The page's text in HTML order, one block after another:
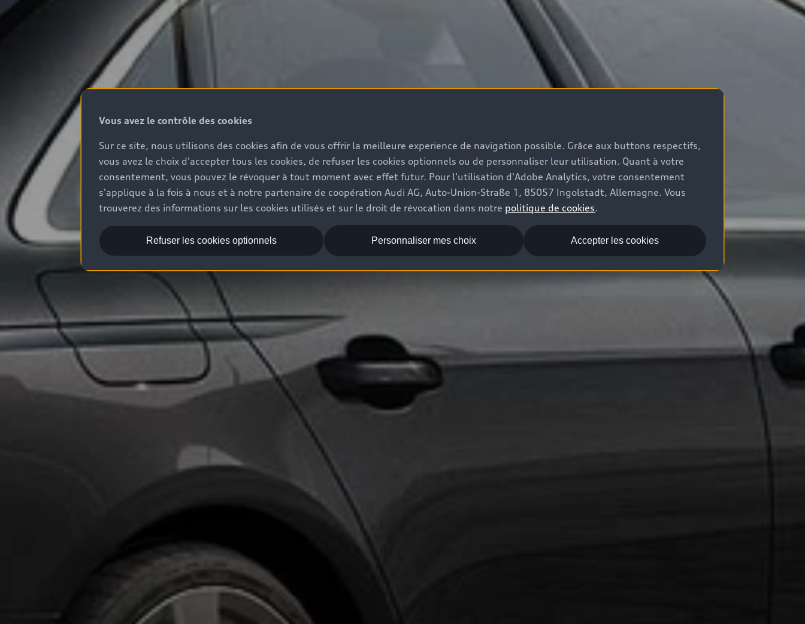
Vous avez le contrôle des cookies
Sur ce site, nous utilisons des cookies afin de vous offrir la meilleure experience de navigation possible. Grâce aux buttons respectifs,
vous avez le choix d'accepter tous les cookies, de refuser les cookies optionnels ou de personnaliser leur utilisation. Quant à votre
consentement, vous pouvez le révoquer à tout moment avec effet futur. Pour l'utilisation d'Adobe Analytics, votre consentement
s'applique à la fois à nous et à notre partenaire de coopération Audi AG, Auto-Union-Straße 1, 85057 Ingolstadt, Allemagne. Vous
trouverez des informations sur les cookies utilisés et sur le droit de révocation dans notre politique de cookies.
Accepter les cookies
Refuser les cookies optionnels Personnaliser mes choix